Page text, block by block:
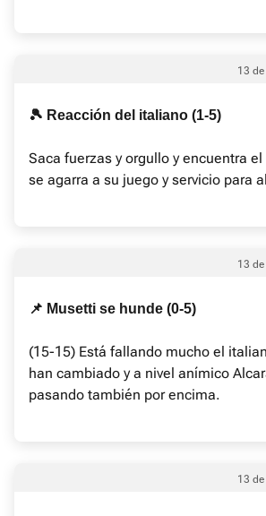
13
🎾 Reacción del italiano (1-5)
Saca fuerzas y orgullo y encuentra
se agarra a su juego y servicio para
13
📌 Musetti se hunde (0-5)
(15-15) Está fallando mucho el
han cambiado y a nivel anímico
pasando también por encima.
13